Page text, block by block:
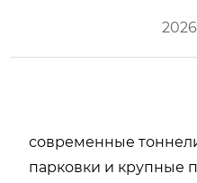
современные
парковки и